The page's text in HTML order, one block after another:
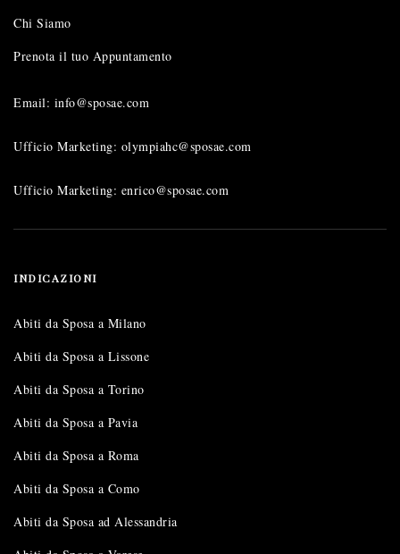
Chi Siamo
Prenota il tuo Appuntamento
Email: info@sposae.com
Ufficio Marketing: olympiahc@sposae.com
Ufficio Marketing: enrico@sposae.com
INDICAZIONI
Abiti da Sposa a Milano
Abiti da Sposa a Lissone
Abiti da Sposa a Torino
Abiti da Sposa a Pavia
Abiti da Sposa a Roma
Abiti da Sposa a Como
Abiti da Sposa ad Alessandria